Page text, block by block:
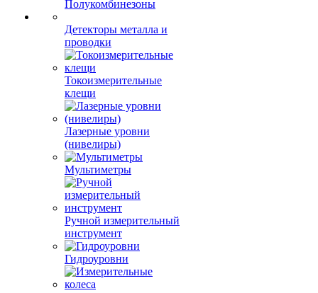
Детекторы металла и
проводки
Токоизмерительные
клещи
Лазерные уровни
(нивелиры)
Мультиметры
Ручной измерительный
инструмент
Гидроуровни